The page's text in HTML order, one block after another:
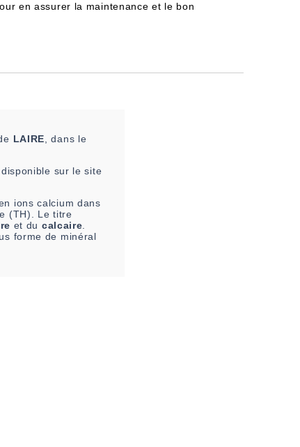
en assurer la maintenance et le bon
LAIRE, dans le
sur le site
ions calcium dans
(TH). Le titre
et du calcaire.
forme de minéral